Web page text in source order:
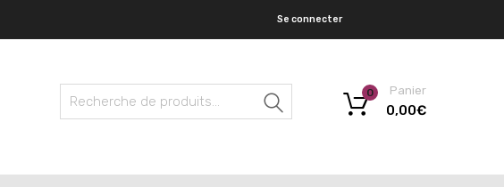
Se connecter
Recherche
Panier
0,00€
0